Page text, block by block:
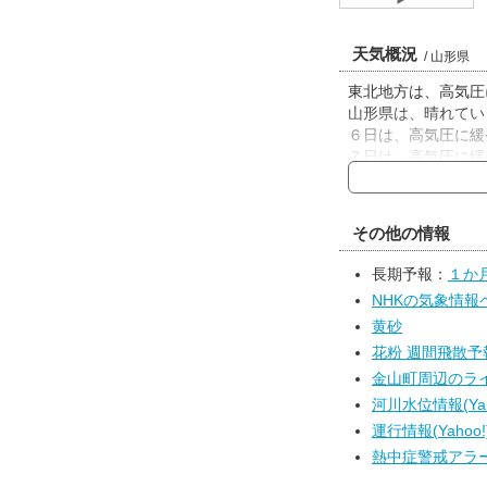
天気概況 / 山形県
東北地方は、高気
山形県は、晴れて
６日は、高気圧に
７日は、高気圧に
その他の情報
長期予報： １か
NHKの気象情報
黄砂
花粉 週間飛散
金山町周辺のラ
河川水位情報
運行情報
熱中症警戒アラ